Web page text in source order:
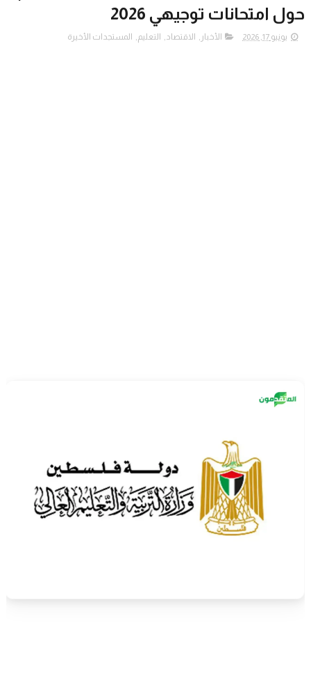
حول امتحانات توجيهي 2026
يونيو 17, 2026 الأخبار , الاقتصاد, التعليم, المستجدات الأخيرة